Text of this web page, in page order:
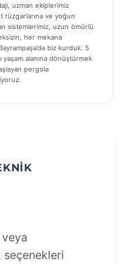
uzman ekiplerimiz
rüzgarlarına ve yoğun
sistemlerimiz, uzun ömürlü
her mekana
biz kurduk. 5
yaşam alanına dönüştürmek
pergola
veya